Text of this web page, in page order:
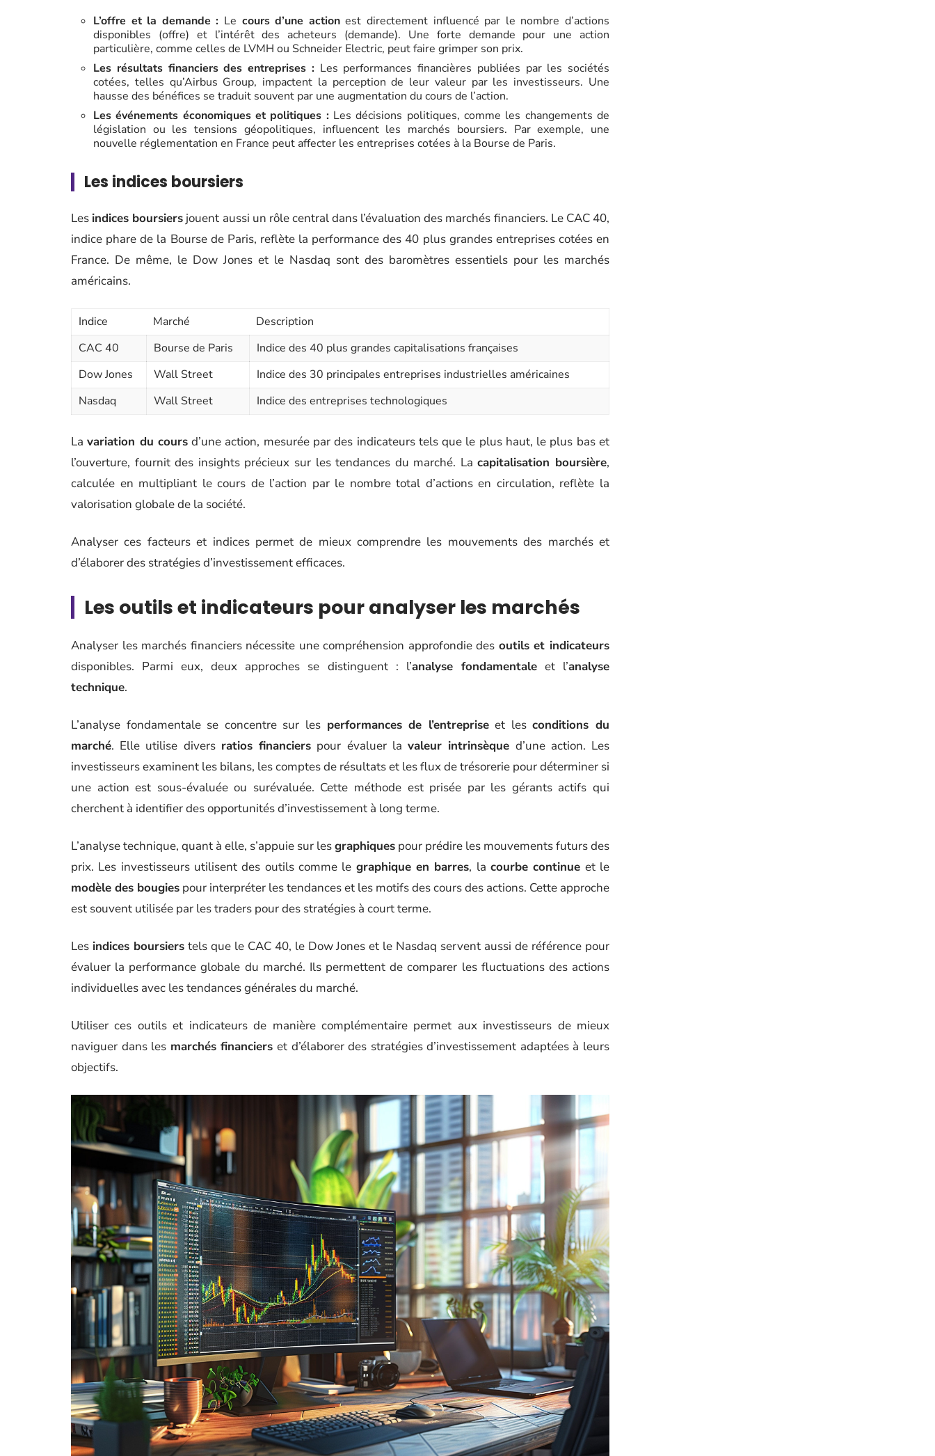
L’offre et la demande : Le cours d’une actionest directement influencé par le nombre d’actions
disponibles (offre) et l’intérêt des acheteurs (demande). Une forte demande pour une action
particulière, comme celles de LVMH ou Schneider Electric, peut faire grimper son prix.
Les résultats financiers des entreprises :Les performances financières publiées par les sociétés
cotées, telles qu’Airbus Group, impactent la perception de leur valeur par les investisseurs. Une
hausse des bénéfices se traduit souvent par une augmentation du cours de l’action.
Les événements économiques et politiques :Les décisions politiques, comme les changements de
législation ou les tensions géopolitiques, influencent les marchés boursiers. Par exemple, une
nouvelle réglementation en France peut affecter les entreprises cotées à la Bourse de Paris.
Les indices boursiers
Les indices boursiers jouent aussi un rôle central dans l’évaluation des marchés financiers. Le CAC 40,
indice phare de la Bourse de Paris, reflète la performance des 40 plus grandes entreprises cotées en
France. De même, le Dow Jones et le Nasdaq sont des baromètres essentiels pour les marchés
américains.
Indice Marché
Description
CAC 40
Bourse de Paris
Indice des 40 plus grandes capitalisations françaises
Dow Jones
Wall Street
Indice des 30 principales entreprises industrielles américaines
Nasdaq
Wall Street Indice des entreprises technologiques
Lavariation du coursd’une action, mesurée par des indicateurs tels que le plus haut, le plus bas et
l’ouverture, fournit des insights précieux sur les tendances du marché. Lacapitalisation boursière,
calculée en multipliant le cours de l’action par le nombre total d’actions en circulation, reflète la
valorisation globale de la société.
Analyser ces facteurs et indices permet de mieux comprendre les mouvements des marchés et
d’élaborer des stratégies d’investissement efficaces.
Les outils et indicateurs pour analyser les marchés
Analyser les marchés financiers nécessite une compréhension approfondie des outils et indicateurs
disponibles. Parmi eux, deux approches se distinguent : l’analyse fondamentaleet l’analyse
technique.
L’analyse fondamentale se concentre sur les performances de l’entrepriseet lesconditions du
marché. Elle utilise divers ratios financiers pour évaluer lavaleur intrinsèque d’une action. Les
investisseurs examinent les bilans, les comptes de résultats et les flux de trésorerie pour déterminer si
une action est sous-évaluée ou surévaluée. Cette méthode est prisée par les gérants actifs qui
cherchent à identifier des opportunités d’investissement à long terme.
L’analyse technique, quant à elle, s’appuie sur lesgraphiques pour prédire les mouvements futurs des
prix. Les investisseurs utilisent des outils comme le graphique en barres, lacourbe continue et le
modèle des bougies pour interpréter les tendances et les motifs des cours des actions. Cette approche
est souvent utilisée par les traders pour des stratégies à court terme.
Les indices boursierstels que le CAC 40, le Dow Jones et le Nasdaq servent aussi de référence pour
évaluer la performance globale du marché. Ils permettent de comparer les fluctuations des actions
individuelles avec les tendances générales du marché.
Utiliser ces outils et indicateurs de manière complémentaire permet aux investisseurs de mieux
naviguer dans les marchés financiers et d’élaborer des stratégies d’investissement adaptées à leurs
objectifs.